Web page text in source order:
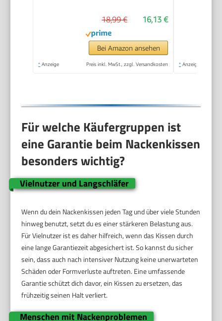
Kompaktes
Nackenkissen Reise,
Ergonomisches Weich
Atmungsaktiv mit
16,13 €
18,99 €
Bei Amazon ansehen
* Anzeige Preis inkl. MwSt., zzgl. Versandkosten * Anzeige
Für welche Käufergruppen ist
eine Garantie beim Nackenkissen
besonders wichtig?
Vielnutzer und Langschläfer
Wenn du dein Nackenkissen jeden Tag und über viele Stunden
hinweg benutzt, setzt du es einer stärkeren Belastung aus.
Für Vielnutzer ist es daher hilfreich, wenn das Kissen durch
eine lange Garantiezeit abgesichert ist. So kannst du sicher
sein, dass auch nach intensiver Nutzung keine unerwarteten
Schäden oder Formverluste auftreten. Eine umfassende
Garantie schützt dich davor, ein Kissen zu ersetzen, das
frühzeitig seinen Halt verliert.
Menschen mit Nackenproblemen